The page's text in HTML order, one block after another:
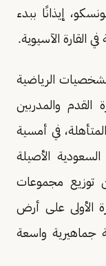
إيذانًا ببدء
في القارة الآسيوية.
الرياضية
القدم والمدربين
وممثلي اتحادات كرة القدم للدول الـ24 المتأهلة، في أمسية
الأصيلة
توزيع مجموعات
تُقام للمرة الأولى على أرض
جماهيرية واسعة